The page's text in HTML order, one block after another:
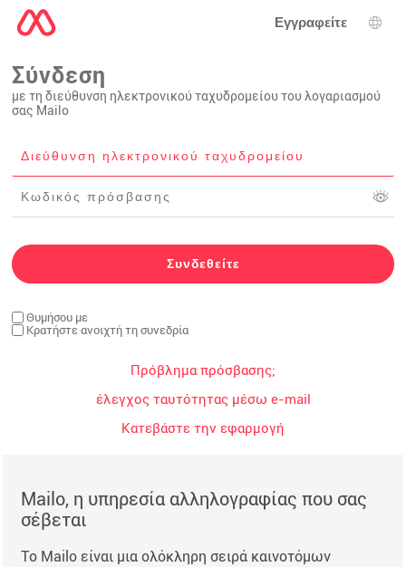
Εγγραφείτε
Σύνδεση
με τη διεύθυνση ηλεκτρονικού ταχυδρομείου του λογαριασμού
σας Mailo
Θυμήσου με
Κρατήστε ανοιχτή τη συνεδρία
Πρόβλημα πρόσβασης;
έλεγχος ταυτότητας μέσω e-mail
Κατεβάστε την εφαρμογή
Mailo, η υπηρεσία αλληλογραφίας που σας
σέβεται
Το Mailo είναι μια ολόκληρη σειρά καινοτόμων